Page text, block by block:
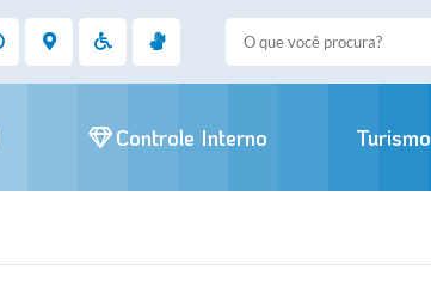
Controle Interno Turismo